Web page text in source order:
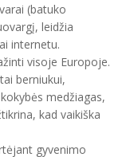
(batuko
leidžia
internetu.
visoje Europoje.
berniukui,
medžiagas,
kad vaikiška
gyvenimo